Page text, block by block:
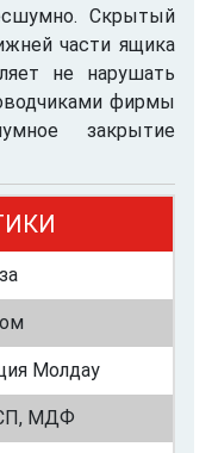
Скрытый
части ящика
не нарушать
фирмы
закрытие
Молдау
МДФ